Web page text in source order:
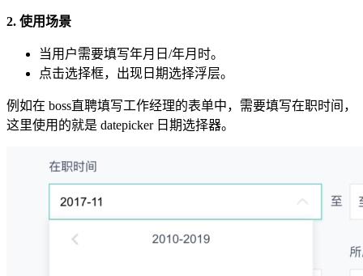
2. 使用场景
当用户需要填写年月日/年月时。
点击选择框，出现日期选择浮层。
例如在 boss直聘填写工作经理的表单中，需要填写在职时间，
这里使用的就是 datepicker 日期选择器。